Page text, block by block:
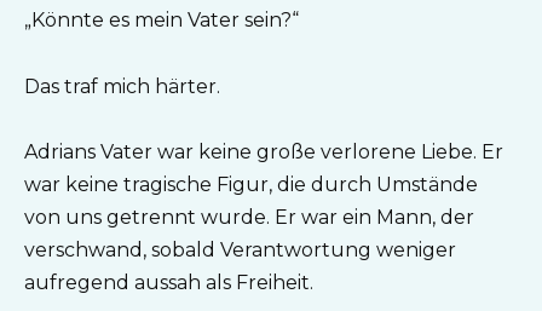
„Könnte es mein Vater sein?“
Das traf mich härter.
Adrians Vater war keine große verlorene Liebe. Er
war keine tragische Figur, die durch Umstände
von uns getrennt wurde. Er war ein Mann, der
verschwand, sobald Verantwortung weniger
aufregend aussah als Freiheit.